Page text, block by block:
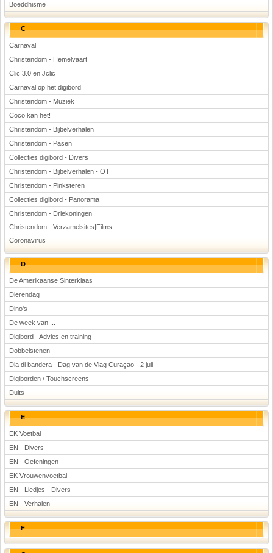
Boeddhisme
C
Carnaval
Christendom - Hemelvaart
Clic 3.0 en Jclic
Carnaval op het digibord
Christendom - Muziek
Coco kan het!
Christendom - Bijbelverhalen
Christendom - Pasen
Collecties digibord - Divers
Christendom - Bijbelverhalen - OT
Christendom - Pinksteren
Collecties digibord - Panorama
Christendom - Driekoningen
Christendom - Verzamelsites|Films
Coronavirus
D
De Amerikaanse Sinterklaas
Dierendag
Dino's
De week van ...
Digibord - Advies en training
Dobbelstenen
Dia di bandera - Dag van de Vlag Curaçao - 2 juli
Digiborden / Touchscreens
Duits
E
EK Voetbal
EN - Divers
EN - Oefeningen
EK Vrouwenvoetbal
EN - Liedjes - Divers
EN - Verhalen
F